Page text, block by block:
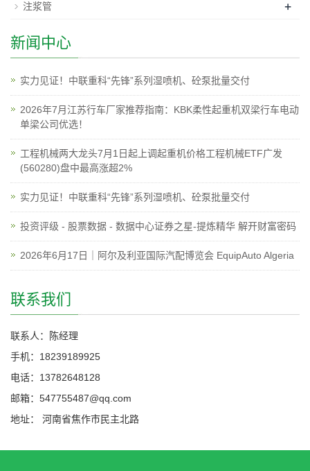
注浆管 +
新闻中心
实力见证！中联重科“先锋”系列湿喷机、砼泵批量交付
2026年7月江苏行车厂家推荐指南：KBK柔性起重机双梁行车电动
单梁公司优选！
工程机械两大龙头7月1日起上调起重机价格工程机械ETF广发
(560280)盘中最高涨超2%
实力见证！中联重科“先锋”系列湿喷机、砼泵批量交付
投资评级 - 股票数据 - 数据中心证券之星-提炼精华 解开财富密码
2026年6月17日｜阿尔及利亚国际汽配博览会 EquipAuto Algeria
联系我们
联系人：陈经理
手机：18239189925
电话：13782648128
邮箱：547755487@qq.com
地址： 河南省焦作市民主北路